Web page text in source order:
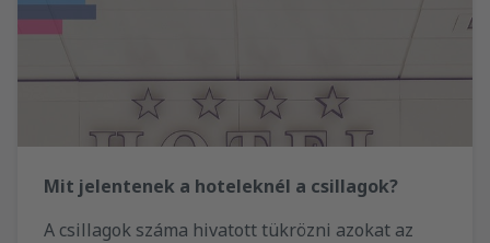
Mit jelentenek a hoteleknél a csillagok?
A csillagok száma hivatott tükrözni azokat az